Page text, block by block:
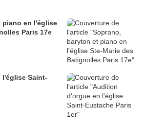
piano en l'église
Paris 17e
Saint-